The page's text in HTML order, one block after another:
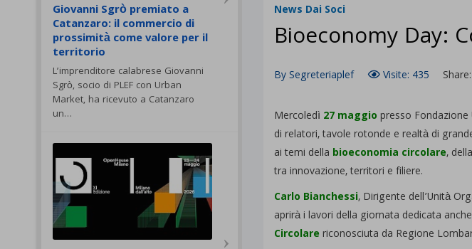
Giovanni Sgrò premiato a
Catanzaro: il commercio di
prossimità come valore per il
territorio
L’imprenditore calabrese Giovanni
Sgrò, socio di PLEF con Urban
Market, ha ricevuto a Catanzaro
un…
News Dai Soci
Bioeconomy Day:
BySegreteriaplef Visite: 435 Share:
Mercoledì 27 maggio presso
di relatori, tavole rotonde e realtà di
ai temi della bioeconomia circolare,
tra innovazione, territori e filiere.
Carlo Bianchessi, Dirigente dell’Unità
aprirà i lavori della giornata dedicata
Circolare riconosciuta da Regione